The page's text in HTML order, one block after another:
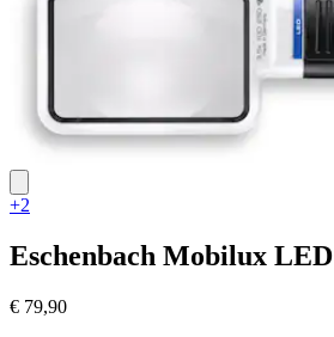
+2
Eschenbach Mobilux LED
€ 79,90